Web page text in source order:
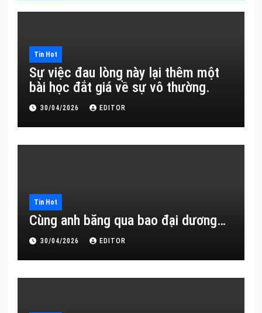
Tin Hot
Sự việc đau lòng này lại thêm một
bài học đắt giá về sự vô thường.
30/04/2026 EDITOR
Tin Hot
Cùng anh băng qua bao đại dương…
30/04/2026 EDITOR